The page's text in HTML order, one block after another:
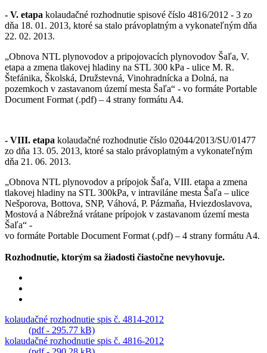
- V. etapa kolaudačné rozhodnutie spisové číslo 4816/2012 - 3 zo
dňa 18. 01. 2013, ktoré sa stalo právoplatným a vykonateľným dňa
22. 02. 2013.
„Obnova NTL plynovodov a pripojovacích plynovodov Šaľa, V.
etapa a zmena tlakovej hladiny na STL 300 kPa - ulice M. R.
Štefánika, Školská, Družstevná, Vinohradnícka a Dolná, na
pozemkoch v zastavanom území mesta Šaľa“ - vo formáte Portable
Document Format (.pdf) – 4 strany formátu A4.
- VIII. etapa kolaudačné rozhodnutie číslo 02044/2013/SU/01477
zo dňa 13. 05. 2013, ktoré sa stalo právoplatným a vykonateľným
dňa 21. 06. 2013.
„Obnova NTL plynovodov a prípojok Šaľa, VIII. etapa a zmena
tlakovej hladiny na STL 300kPa, v intraviláne mesta Šaľa – ulice
Nešporova, Bottova, SNP, Váhová, P. Pázmaňa, Hviezdoslavova,
Mostová a Nábrežná vrátane prípojok v zastavanom území mesta
Šaľa“ -
vo formáte Portable Document Format (.pdf) – 4 strany formátu A4.
Rozhodnutie, ktorým sa žiadosti čiastočne nevyhovuje.
kolaudačné rozhodnutie spis č. 4814-2012
(pdf - 295.77 kB)
kolaudačné rozhodnutie spis č. 4816-2012